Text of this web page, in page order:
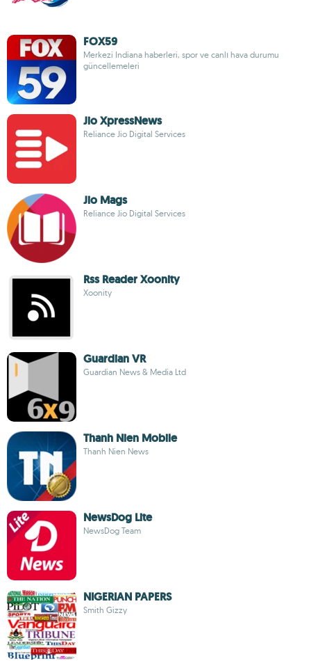
FOX59
Merkezi Indiana haberleri, spor ve canlı hava durumu
güncellemeleri
Jio XpressNews
Reliance Jio Digital Services
Jio Mags
Reliance Jio Digital Services
Rss Reader Xoonity
Xoonity
Guardian VR
Guardian News & Media Ltd
Thanh Nien Mobile
Thanh Nien News
NewsDog Lite
NewsDog Team
NIGERIAN PAPERS
Smith Gizzy